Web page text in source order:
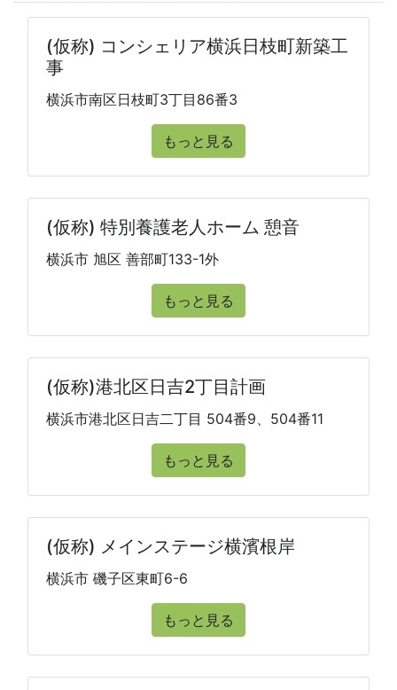
(仮称) コンシェリア横浜日枝町新築工
事
横浜市南区日枝町3丁目86番3
もっと見る
(仮称) 特別養護老人ホーム 憩音
横浜市 旭区 善部町133-1外
もっと見る
(仮称)港北区日吉2丁目計画
横浜市港北区日吉二丁目 504番9、504番11
もっと見る
(仮称) メインステージ横濱根岸
横浜市 磯子区東町6-6
もっと見る